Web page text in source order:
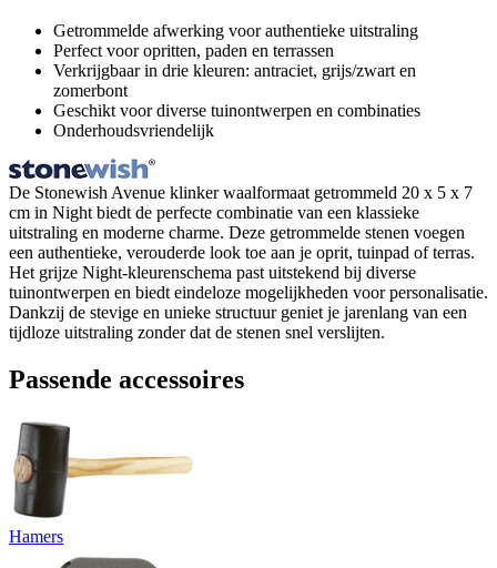
Getrommelde afwerking voor authentieke uitstraling
Perfect voor opritten, paden en terrassen
Verkrijgbaar in drie kleuren: antraciet, grijs/zwart en
zomerbont
Geschikt voor diverse tuinontwerpen en combinaties
Onderhoudsvriendelijk
De Stonewish Avenue klinker waalformaat getrommeld 20 x 5 x 7
cm in Night biedt de perfecte combinatie van een klassieke
uitstraling en moderne charme. Deze getrommelde stenen voegen
een authentieke, verouderde look toe aan je oprit, tuinpad of terras.
Het grijze Night-kleurenschema past uitstekend bij diverse
tuinontwerpen en biedt eindeloze mogelijkheden voor personalisatie.
Dankzij de stevige en unieke structuur geniet je jarenlang van een
tijdloze uitstraling zonder dat de stenen snel verslijten.
Passende accessoires
Hamers